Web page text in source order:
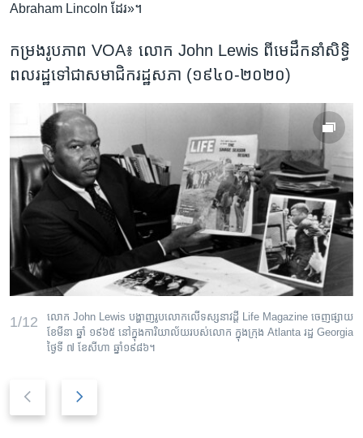
Abraham Lincoln ដែរ»។
កម្រងរូបភាព VOA៖ លោក John Lewis ពី​មេដឹកនាំ​សិទ្ធិ​
ពលរដ្ឋ​ទៅ​ជា​សមាជិក​រដ្ឋសភា (១៩៤០-២០២០)
1/12
លោក John Lewis បង្ហាញ​រូប​លោក​លើ​ទស្សនាវដ្ដី​ Life Magazine​ ចេញ​ផ្សាយ​
ខែ​មីនា ឆ្នាំ ១៩៦៥ នៅ​ក្នុង​ការិយាល័យ​របស់​លោក ក្នុង​ក្រុង Atlanta រដ្ឋ Georgia
ថ្ងៃ​ទី​ ៧ ខែសីហា ឆ្នាំ​១៩៨៦។